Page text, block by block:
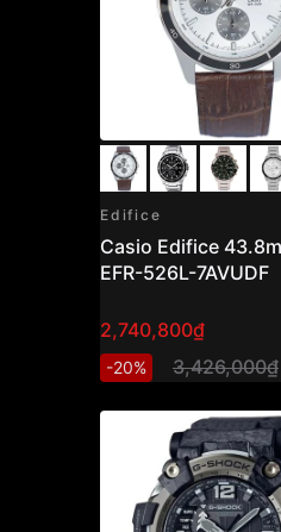
Edifice
Casio Edifice
EFR-526L-7AVUDF
2,740,800₫
-20% 3,426,000₫